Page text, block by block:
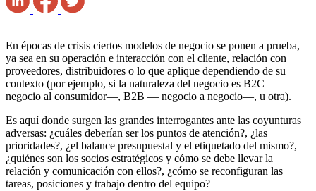
En épocas de crisis ciertos modelos de negocio se ponen a prueba,
ya sea en su operación e interacción con el cliente, relación con
proveedores, distribuidores o lo que aplique dependiendo de su
contexto (por ejemplo, si la naturaleza del negocio es B2C —
negocio al consumidor—, B2B — negocio a negocio—, u otra).
Es aquí donde surgen las grandes interrogantes ante las coyunturas
adversas: ¿cuáles deberían ser los puntos de atención?, ¿las
prioridades?, ¿el balance presupuestal y el etiquetado del mismo?,
¿quiénes son los socios estratégicos y cómo se debe llevar la
relación y comunicación con ellos?, ¿cómo se reconfiguran las
tareas, posiciones y trabajo dentro del equipo?